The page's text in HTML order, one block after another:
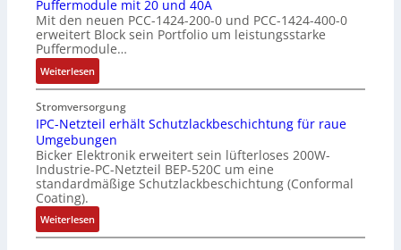
u
r
n
-
K
i
t
E
n
c
o
e
e
r
w
a
c
h
u
n
g
f
ü
r
C
r
i
d
u
k
t
i
v
e
r
W
e
g
s
e
n
s
Puffermodule mit 20 und 40A
Mit den neuen PCC-1424-200-0 und PCC-1424-400-0
erweitert Block sein Portfolio um leistungsstarke
Puffermodule…
Weiterlesen:
P
u
f
f
e
r
m
o
d
u
Stromversorgung
IPC-Netzteil erhält Schutzlackbeschichtung für raue
Umgebungen
Bicker Elektronik erweitert sein lüfterloses 200W-
Industrie-PC-Netzteil BEP-520C um eine
standardmäßige Schutzlackbeschichtung (Conformal
Coating).
Weiterlesen:
I